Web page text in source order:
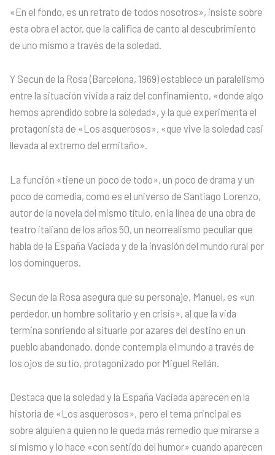
«En el fondo, es un retrato de todos nosotros», insiste sobre
esta obra el actor, que la califica de canto al descubrimiento
de uno mismo a través de la soledad.
Y Secun de la Rosa (Barcelona, 1969) establece un paralelismo
entre la situación vivida a raíz del confinamiento, «donde algo
hemos aprendido sobre la soledad», y la que experimenta el
protagonista de «Los asquerosos», «que vive la soledad casi
llevada al extremo del ermitaño».
La función «tiene un poco de todo», un poco de drama y un
poco de comedia, como es el universo de Santiago Lorenzo,
autor de la novela del mismo título, en la línea de una obra de
teatro italiano de los años 50, un neorrealismo peculiar que
habla de la España Vaciada y de la invasión del mundo rural por
los domingueros.
Secun de la Rosa asegura que su personaje, Manuel, es «un
perdedor, un hombre solitario y en crisis», al que la vida
termina sonriendo al situarle por azares del destino en un
pueblo abandonado, donde contempla el mundo a través de
los ojos de su tío, protagonizado por Miguel Rellán.
Destaca que la soledad y la España Vaciada aparecen en la
historia de «Los asquerosos», pero el tema principal es
sobre alguien a quien no le queda más remedio que mirarse a
sí mismo y lo hace «con sentido del humor» cuando aparecen